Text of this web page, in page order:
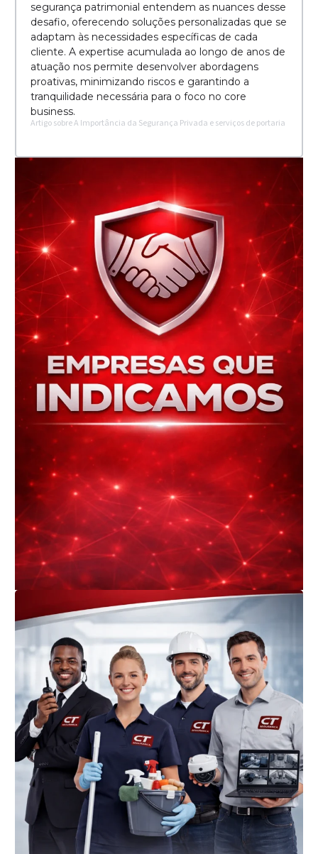
segurança patrimonial entendem as nuances desse
desafio, oferecendo soluções personalizadas que se
adaptam às necessidades específicas de cada
cliente. A expertise acumulada ao longo de anos de
atuação nos permite desenvolver abordagens
proativas, minimizando riscos e garantindo a
tranquilidade necessária para o foco no core
business.
Artigo sobre A Importância da Segurança Privada e serviços de portaria